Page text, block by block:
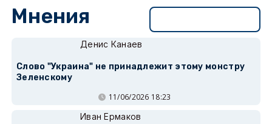
Мнения
Денис Канаев
Слово "Украина" не принадлежит этому монстру
Зеленскому
11/06/2026 18:23
Иван Ермаков